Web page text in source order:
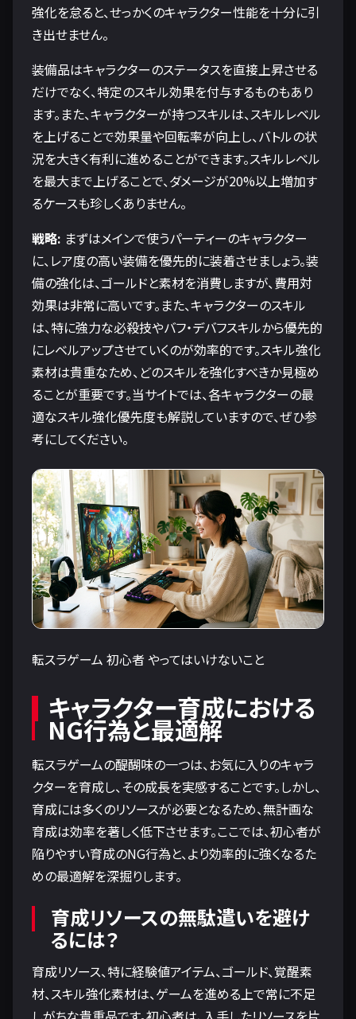
強化を怠ると、せっかくのキャラクター性能を十分に引
き出せません。
装備品はキャラクターのステータスを直接上昇させる
だけでなく、特定のスキル効果を付与するものもあり
ます。また、キャラクターが持つスキルは、スキルレベル
を上げることで効果量や回転率が向上し、バトルの状
況を大きく有利に進めることができます。スキルレベル
を最大まで上げることで、ダメージが20%以上増加す
るケースも珍しくありません。
戦略: まずはメインで使うパーティーのキャラクター
に、レア度の高い装備を優先的に装着させましょう。装
備の強化は、ゴールドと素材を消費しますが、費用対
効果は非常に高いです。また、キャラクターのスキル
は、特に強力な必殺技やバフ・デバフスキルから優先的
にレベルアップさせていくのが効率的です。スキル強化
素材は貴重なため、どのスキルを強化すべきか見極め
ることが重要です。当サイトでは、各キャラクターの最
適なスキル強化優先度も解説していますので、ぜひ参
考にしてください。
転スラゲーム 初心者 やってはいけないこと
キャラクター育成における
NG行為と最適解
転スラゲームの醍醐味の一つは、お気に入りのキャラ
クターを育成し、その成長を実感することです。しかし、
育成には多くのリソースが必要となるため、無計画な
育成は効率を著しく低下させます。ここでは、初心者が
陥りやすい育成のNG行為と、より効率的に強くなるた
めの最適解を深掘りします。
育成リソースの無駄遣いを避け
るには？
育成リソース、特に経験値アイテム、ゴールド、覚醒素
材、スキル強化素材は、ゲームを進める上で常に不足